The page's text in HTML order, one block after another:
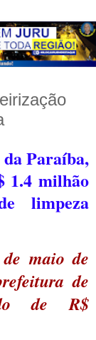
Paraíba,
1.4 milhão
limpeza
maio de
de
de R$